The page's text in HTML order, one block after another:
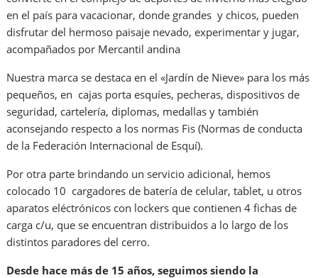
en el país para vacacionar, donde grandes y chicos, pueden
disfrutar del hermoso paisaje nevado, experimentar y jugar,
acompañados por Mercantil andina
Nuestra marca se destaca en el «Jardín de Nieve» para los más
pequeños, en cajas porta esquíes, pecheras, dispositivos de
seguridad, cartelería, diplomas, medallas y también
aconsejando respecto a los normas Fis (Normas de conducta
de la Federación Internacional de Esquí).
Por otra parte brindando un servicio adicional, hemos
colocado 10 cargadores de batería de celular, tablet, u otros
aparatos eléctrónicos con lockers que contienen 4 fichas de
carga c/u, que se encuentran distribuidos a lo largo de los
distintos paradores del cerro.
Desde hace más de 15 años, seguimos siendo la